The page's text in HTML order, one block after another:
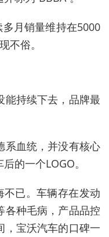
月销量维持在5000
不俗。
能持续下去，品牌最
系血统，并没有核心
的一个LOGO。
不已。车辆存在发动
各种毛病，产品品控
，宝沃汽车的口碑一